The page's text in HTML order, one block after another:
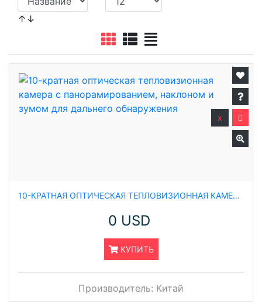
↑↓
10-КРАТНАЯ ОПТИЧЕСКАЯ ТЕПЛОВИЗИОННАЯ КАМЕРА С ПАНОРАМИРОВАНИЕМ, НАКЛОНОМ И ЗУМОМ ДЛЯ ДАЛЬНЕГО ОБНАРУЖЕНИЯ
0 USD
КУПИТЬ
x
Производитель: Китай